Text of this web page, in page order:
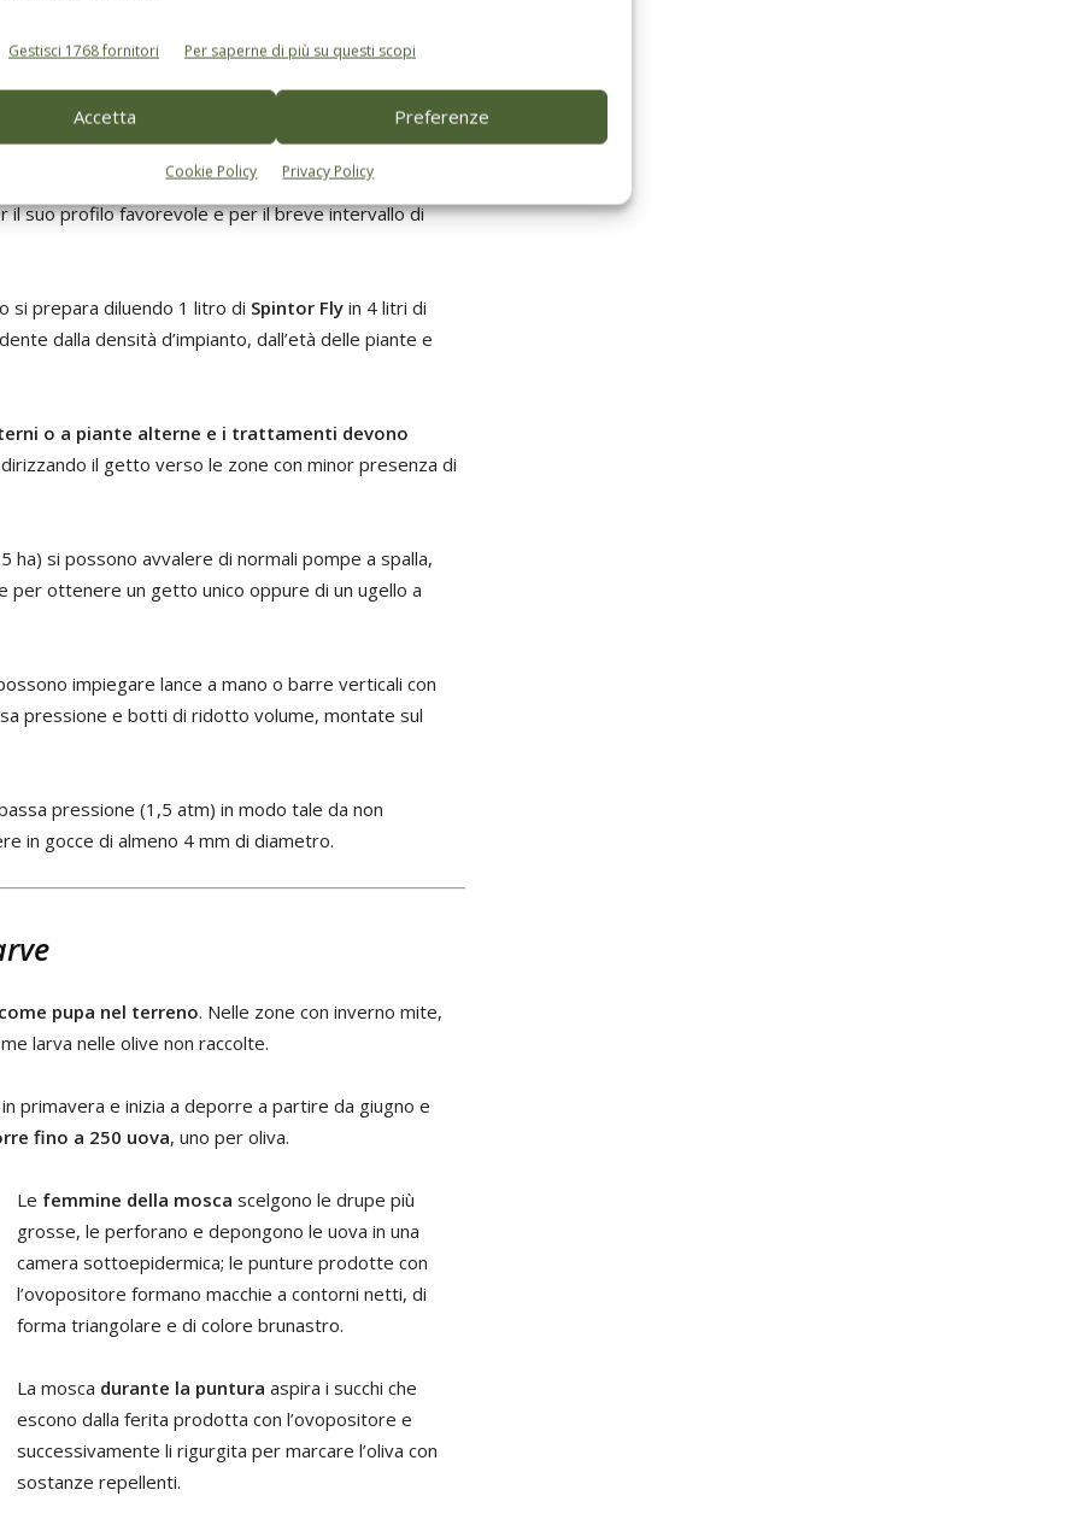
Gestisci 1768 fornitori Per saperne di più su questi scopi
Accetta Preferenze
Cookie Policy Privacy Policy
cromotropiche gialle,
da posizionare lungo la
m, in posizione equidistante tra l’interno e l’esterno
prime catture degli adulti. Spintor Fly si può
il suo profilo favorevole e per il breve intervallo di
si prepara diluendo 1 litro di Spintor Fly in 4 litri di
dalla densità d’impianto, dall’età delle piante e
o a piante alterne e i trattamenti devono
il getto verso le zone con minor presenza di
ha) si possono avvalere di normali pompe a spalla,
ottenere un getto unico oppure di un ugello a
impiegare lance a mano o barre verticali con
pressione e botti di ridotto volume, montate sul
pressione (1,5 atm) in modo tale da non
in gocce di almeno 4 mm di diametro.
pupa nel terreno. Nelle zone con inverno mite,
larva nelle olive non raccolte.
primavera e inizia a deporre a partire da giugno e
fino a 250 uova, uno per oliva.
Le femmine della mosca scelgono le drupe più
grosse, le perforano e depongono le uova in una
camera sottoepidermica; le punture prodotte con
l’ovopositore formano macchie a contorni netti, di
forma triangolare e di colore brunastro.
La mosca durante la puntura aspira i succhi che
escono dalla ferita prodotta con l’ovopositore e
successivamente li rigurgita per marcare l’oliva con
sostanze repellenti.